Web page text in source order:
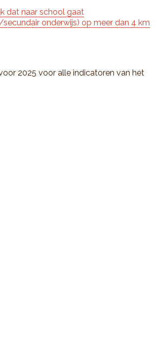
dat naar school gaat
onderwijs) op meer dan 4 km
2025 voor alle indicatoren van het